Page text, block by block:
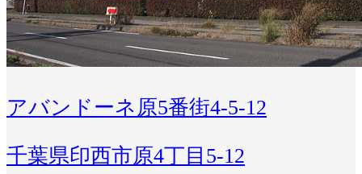
アバンドーネ原5番街4-5-12
千葉県印西市原4丁目5-12